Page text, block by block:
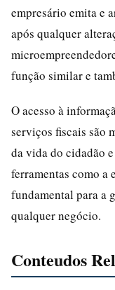
empresário emita e
após qualquer
função similar e
O acesso à
serviços fiscais são
da vida do cidadão
ferramentas como a
fundamental para a
qualquer negócio.
Conteudos